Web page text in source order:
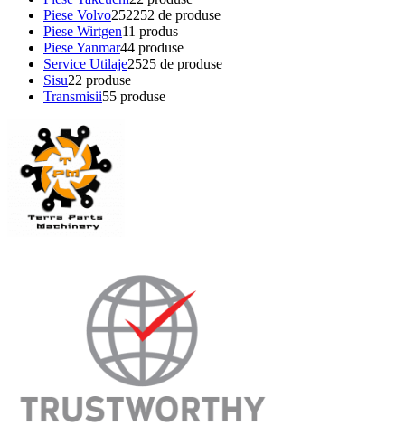
Piese Volvo252252 de produse
Piese Wirtgen11 produs
Piese Yanmar44 produse
Service Utilaje2525 de produse
Sisu22 produse
Transmisii55 produse